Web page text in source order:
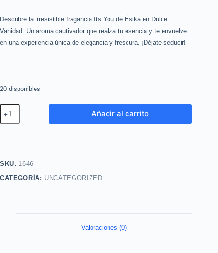
Descubre la irresistible fragancia Its You de Ésika en Dulce
Vanidad. Un aroma cautivador que realza tu esencia y te envuelve
en una experiencia única de elegancia y frescura. ¡Déjate seducir!
20 disponibles
You
Añadir al carrito
SKU: 1646
CATEGORÍA: UNCATEGORIZED
Valoraciones (0)